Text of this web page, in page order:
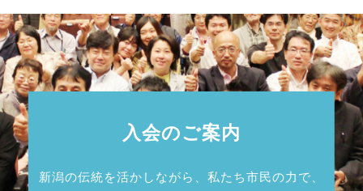
入会のご案内
新潟の伝統を活かしながら、私たち市民の力で、